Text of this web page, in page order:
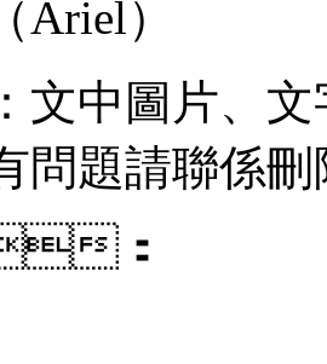
（Ariel）
：文中圖片 
有問題請聯係刪除
：